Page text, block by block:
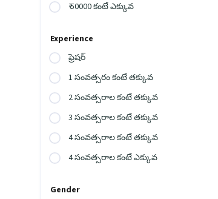
₹ 50000 కంటే ఎక్కువ
Experience
ఫ్రెషర్
1 సంవత్సరం కంటే తక్కువ
2 సంవత్సరాల కంటే తక్కువ
3 సంవత్సరాల కంటే తక్కువ
4 సంవత్సరాల కంటే తక్కువ
4 సంవత్సరాల కంటే ఎక్కువ
Gender